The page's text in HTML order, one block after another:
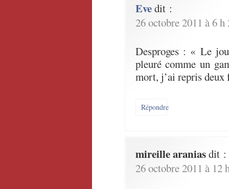
Evedit :
26 octobre 2011 à 6
Desproges : « Le
pleuré comme un
mort, j’ai repris deux
Répondre
mireille araniasdit :
26 octobre 2011 à 12